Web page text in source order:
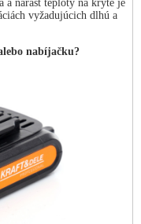
a nárast teploty na kryte je
vyžadujúcich dlhú a
nabíjačku?